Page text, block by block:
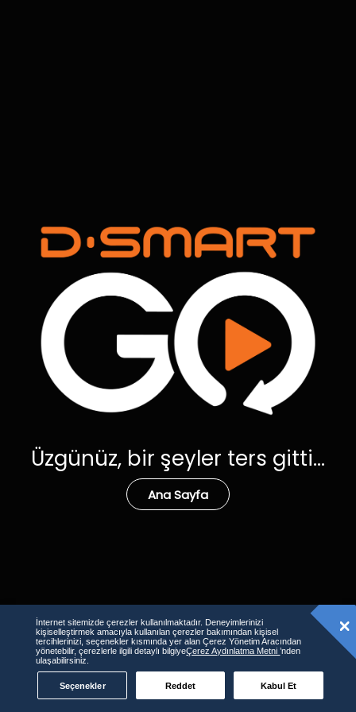
Üzgünüz, bir şeyler ters gitti...
Ana Sayfa
İnternet sitemizde çerezler kullanılmaktadır. Deneyimlerinizi
kişiselleştirmek amacıyla kullanılan çerezler bakımından kişisel
tercihlerinizi, seçenekler kısmında yer alan Çerez Yönetim Aracından
yönetebilir, çerezlerle ilgili detaylı bilgiyeÇerez Aydınlatma Metni’nden
ulaşabilirsiniz.
Seçenekler Reddet Kabul Et